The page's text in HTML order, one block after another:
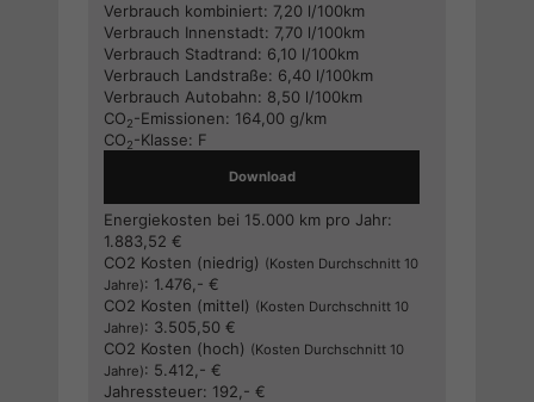
Verbrauch kombiniert: 7,20 l/100km
Verbrauch Innenstadt: 7,70 l/100km
Verbrauch Stadtrand: 6,10 l/100km
Verbrauch Landstraße: 6,40 l/100km
Verbrauch Autobahn: 8,50 l/100km
CO2-Emissionen: 164,00 g/km
CO2-Klasse: F
Download
Energiekosten bei 15.000 km pro Jahr:
1.883,52 €
CO2 Kosten (niedrig) (Kosten Durchschnitt 10
Jahre): 1.476,- €
CO2 Kosten (mittel) (Kosten Durchschnitt 10
Jahre): 3.505,50 €
CO2 Kosten (hoch) (Kosten Durchschnitt 10
Jahre): 5.412,- €
Jahressteuer: 192,- €